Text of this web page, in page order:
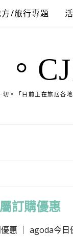
/旅行專題
。
。「目前正在旅居各
訂購優惠
惠
agoda今日